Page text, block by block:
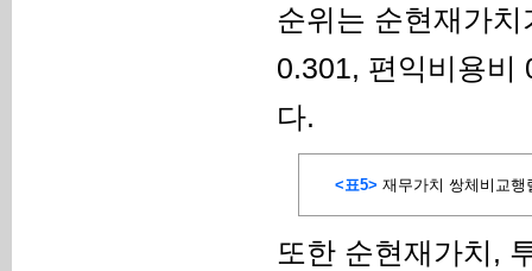
순위는 순현재가
0.301, 편익비용비
다.
<표5> 재무가치 쌍체비교행
또한 순현재가치,